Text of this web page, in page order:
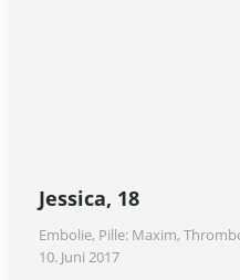
Jessica, 18
Embolie, Pille: Maxim,
10. Juni 2017